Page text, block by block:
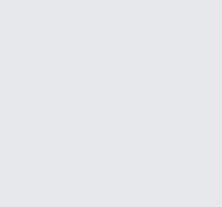
não são permitidos animais
EM ZONA DE
noite.